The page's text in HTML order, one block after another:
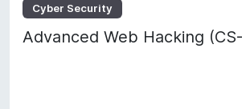
Cyber Security
Advanced Web Hacking